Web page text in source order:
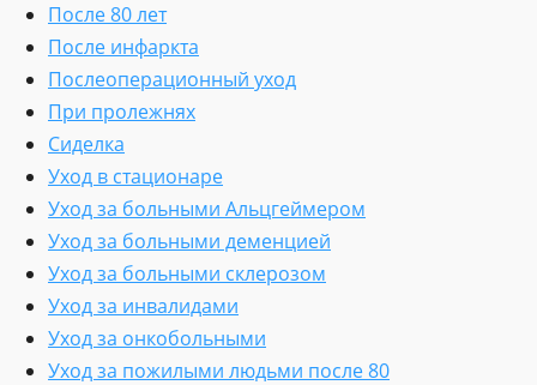
После 80 лет
После инфаркта
Послеоперационный уход
При пролежнях
Сиделка
Уход в стационаре
Уход за больными Альцгеймером
Уход за больными деменцией
Уход за больными склерозом
Уход за инвалидами
Уход за онкобольными
Уход за пожилыми людьми после 80